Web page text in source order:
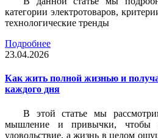
категории электротоваров,
технологические тренды
Подробнее
23.04.2026
Как жить полной жизнью и
каждого дня
В этой статье мы
мышление и привычки, чтобы
удовольствие, а жизнь в целом